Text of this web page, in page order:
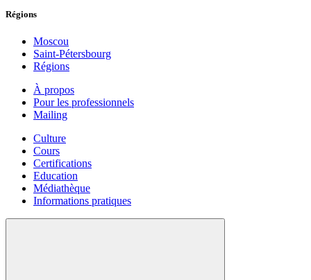
Régions
Moscou
Saint-Pétersbourg
Régions
À propos
Pour les professionnels
Mailing
Culture
Cours
Certifications
Education
Médiathèque
Informations pratiques